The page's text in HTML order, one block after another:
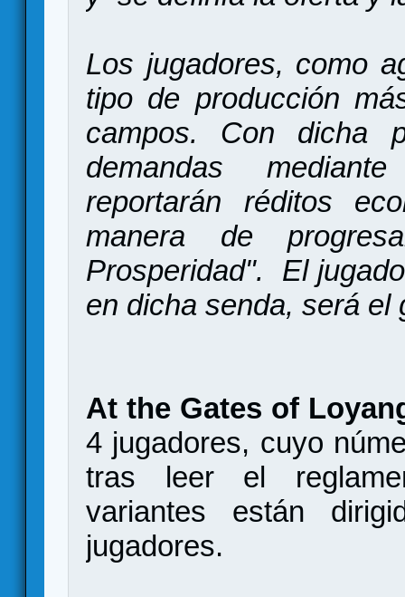
Los jugadores, como
tipo de producción
campos. Con dicha
demandas
reportarán réditos
manera de
Prosperidad". El
en dicha senda, será el
At the Gates of
4 jugadores, cuyo
tras leer el
variantes están
jugadores.